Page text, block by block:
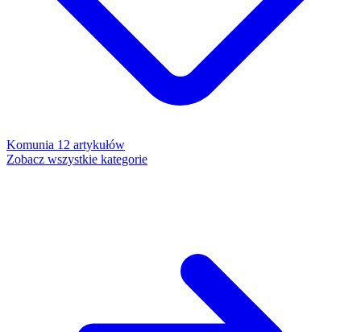
Komunia 12 artykułów
Zobacz wszystkie kategorie